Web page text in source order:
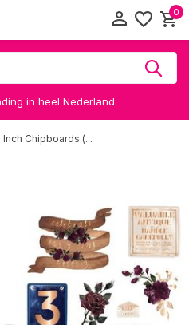
0
in heel Nederland
Chipboards (...